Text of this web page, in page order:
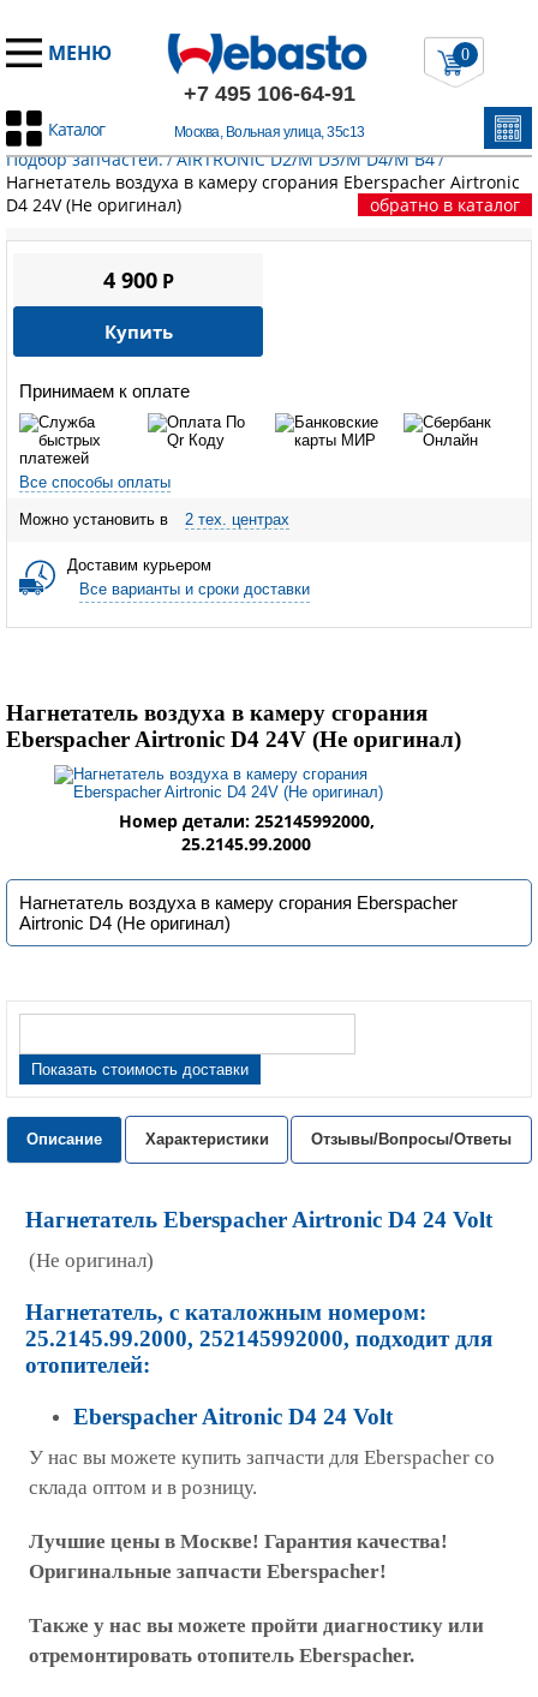
МЕНЮ
+7 495 106-64-91
Москва, Вольная улица, 35с13
Каталог
0
Главная / Запчасти Эберспехер/ Воздушные отопители.
Подбор запчастей./AIRTRONIC D2/M D3/M D4/M B4/
Нагнетатель воздуха в камеру сгорания Eberspacher Airtronic
D4 24V (Не оригинал)
обратно в каталог
Принимаем к оплате
Все способы оплаты
Можно установить в 2 тех. центрах
Доставим курьером
Все варианты и сроки доставки
4 900P
Купить
Нагнетатель воздуха в камеру сгорания
Eberspacher Airtronic D4 24V (Не оригинал)
Номер детали: 252145992000,
25.2145.99.2000
Нагнетатель воздуха в камеру сгорания Eberspacher
Airtronic D4 (Не оригинал)
Показать стоимость доставки
Описание Характеристики Отзывы/Вопросы/Ответы
Нагнетатель Eberspacher Airtronic D4 24 Volt
(Не оригинал)
Нагнетатель, с каталожным номером:
25.2145.99.2000, 252145992000, подходит для
отопителей:
Eberspacher Aitronic D4 24 Volt
У нас вы можете купить запчасти для Eberspacher со
склада оптом и в розницу.
Лучшие цены в Москве! Гарантия качества!
Оригинальные запчасти Eberspacher!
Также у нас вы можете пройти диагностику или
отремонтировать отопитель Eberspacher.